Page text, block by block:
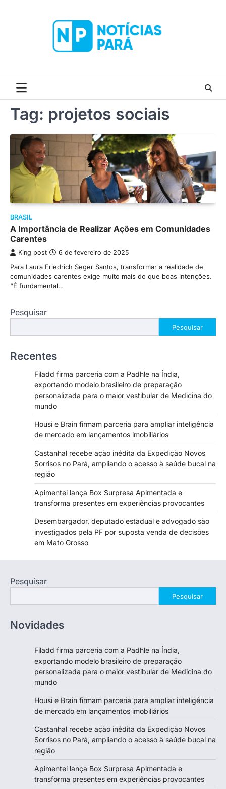
Tag: projetos sociais
BRASIL
A Importância de Realizar Ações em Comunidades
Carentes
King post 6 de fevereiro de 2025
Para Laura Friedrich Seger Santos, transformar a realidade de
comunidades carentes exige muito mais do que boas intenções.
“É fundamental…
Pesquisar
Pesquisar
Recentes
Filadd firma parceria com a Padhle na Índia,
exportando modelo brasileiro de preparação
personalizada para o maior vestibular de Medicina do
mundo
Housi e Brain firmam parceria para ampliar inteligência
de mercado em lançamentos imobiliários
Castanhal recebe ação inédita da Expedição Novos
Sorrisos no Pará, ampliando o acesso à saúde bucal na
região
Apimentei lança Box Surpresa Apimentada e
transforma presentes em experiências provocantes
Desembargador, deputado estadual e advogado são
investigados pela PF por suposta venda de decisões
em Mato Grosso
Pesquisar
Pesquisar
Novidades
Filadd firma parceria com a Padhle na Índia,
exportando modelo brasileiro de preparação
personalizada para o maior vestibular de Medicina do
mundo
Housi e Brain firmam parceria para ampliar inteligência
de mercado em lançamentos imobiliários
Castanhal recebe ação inédita da Expedição Novos
Sorrisos no Pará, ampliando o acesso à saúde bucal na
região
Apimentei lança Box Surpresa Apimentada e
transforma presentes em experiências provocantes